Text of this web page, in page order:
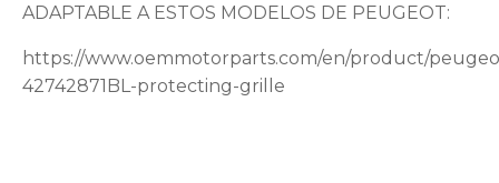
ADAPTABLE A ESTOS MODELOS DE PEUGEOT:
https://www.oemmotorparts.com/en/product/
42742871BL-protecting-grille